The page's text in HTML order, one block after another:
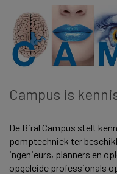
Campus is
De Biral Campus stelt
pomptechniek ter
ingenieurs, planners en
opgeleide professionals